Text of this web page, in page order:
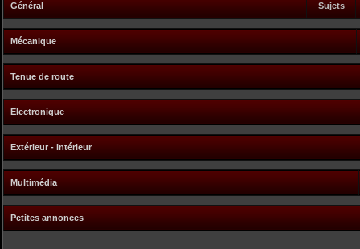
Général Sujets
Mécanique
Tenue de route
Electronique
Extérieur - intérieur
Multimédia
Petites annonces